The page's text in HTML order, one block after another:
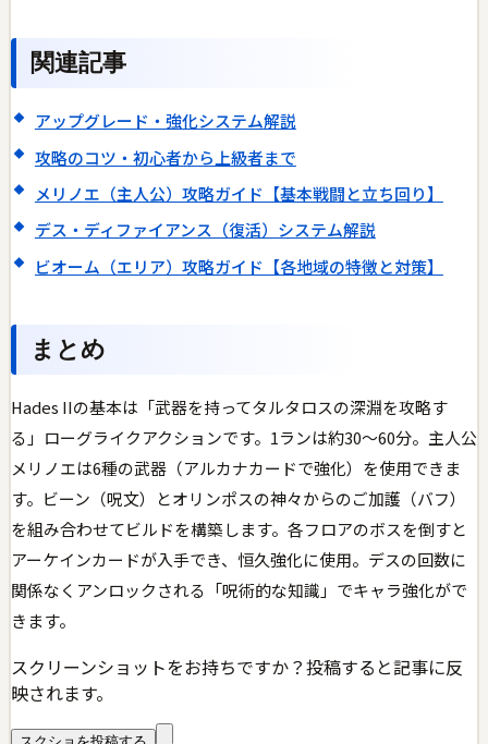
関連記事
アップグレード・強化システム解説
攻略のコツ・初心者から上級者まで
メリノエ（主人公）攻略ガイド【基本戦闘と立ち回り】
デス・ディファイアンス（復活）システム解説
ビオーム（エリア）攻略ガイド【各地域の特徴と対策】
まとめ
Hades IIの基本は「武器を持ってタルタロスの深淵を攻略す
る」ローグライクアクションです。1ランは約30〜60分。主人公
メリノエは6種の武器（アルカナカードで強化）を使用できま
す。ビーン（呪文）とオリンポスの神々からのご加護（バフ）
を組み合わせてビルドを構築します。各フロアのボスを倒すと
アーケインカードが入手でき、恒久強化に使用。デスの回数に
関係なくアンロックされる「呪術的な知識」でキャラ強化がで
きます。
スクリーンショットをお持ちですか？投稿すると記事に反
映されます。